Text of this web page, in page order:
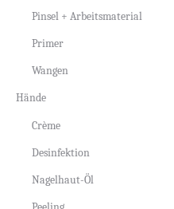
Pinsel + Arbeitsmaterial
Primer
Wangen
Hände
Crème
Desinfektion
Nagelhaut-Öl